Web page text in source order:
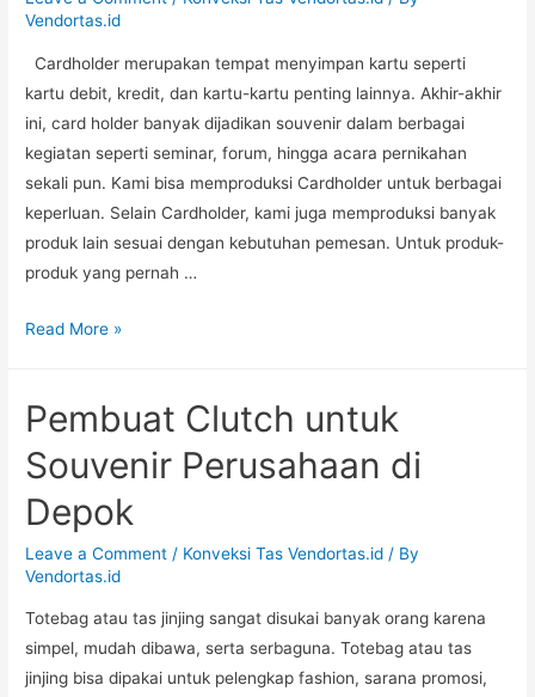
Vendortas.id
Cardholder merupakan tempat menyimpan kartu seperti
kartu debit, kredit, dan kartu-kartu penting lainnya. Akhir-akhir
ini, card holder banyak dijadikan souvenir dalam berbagai
kegiatan seperti seminar, forum, hingga acara pernikahan
sekali pun. Kami bisa memproduksi Cardholder untuk berbagai
keperluan. Selain Cardholder, kami juga memproduksi banyak
produk lain sesuai dengan kebutuhan pemesan. Untuk produk-
produk yang pernah …
Jasa
Holder
Seminar
di
Bandar
Lampung
Read More »
Pembuat Clutch untuk
Souvenir Perusahaan di
Depok
Leave a Comment / Konveksi Tas Vendortas.id / By
Vendortas.id
Totebag atau tas jinjing sangat disukai banyak orang karena
simpel, mudah dibawa, serta serbaguna. Totebag atau tas
jinjing bisa dipakai untuk pelengkap fashion, sarana promosi,